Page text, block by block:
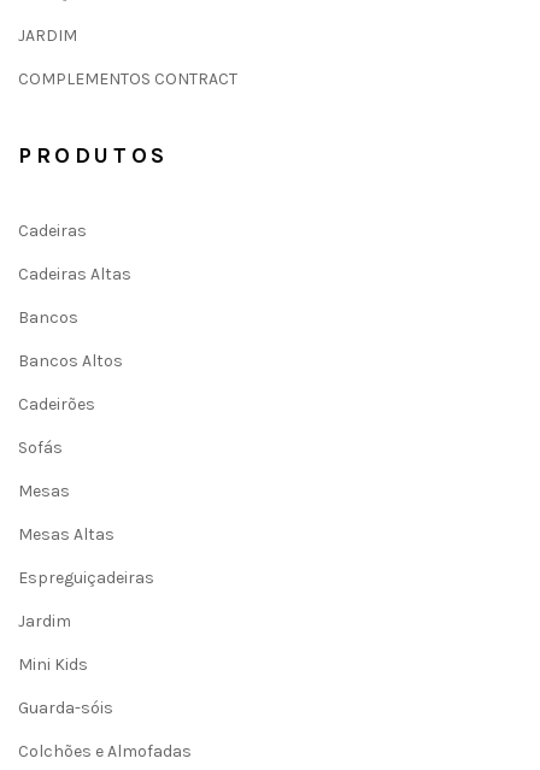
JARDIM
COMPLEMENTOS CONTRACT
PRODUTOS
Cadeiras
Cadeiras Altas
Bancos
Bancos Altos
Cadeirões
Sofás
Mesas
Mesas Altas
Espreguiçadeiras
Jardim
Mini Kids
Guarda-sóis
Colchões e Almofadas